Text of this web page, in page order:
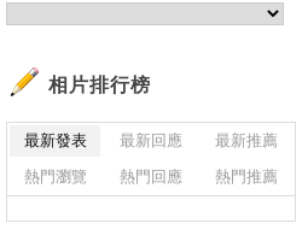
相片排行榜
最新發表 最新回應
最新推薦
熱門瀏覽
熱門回應 熱門推薦